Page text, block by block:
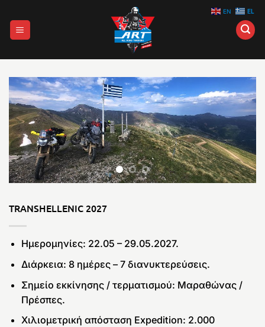
στο
περιεχόμενο
TRANSHELLENIC 2027
Ημερομηνίες: 22.05 – 29.05.2027.
Διάρκεια: 8 ημέρες – 7 διανυκτερεύσεις.
Σημείο εκκίνησης / τερματισμού: Μαραθώνας /
Πρέσπες.
Χιλιομετρική απόσταση Expedition: 2.000
EN EL